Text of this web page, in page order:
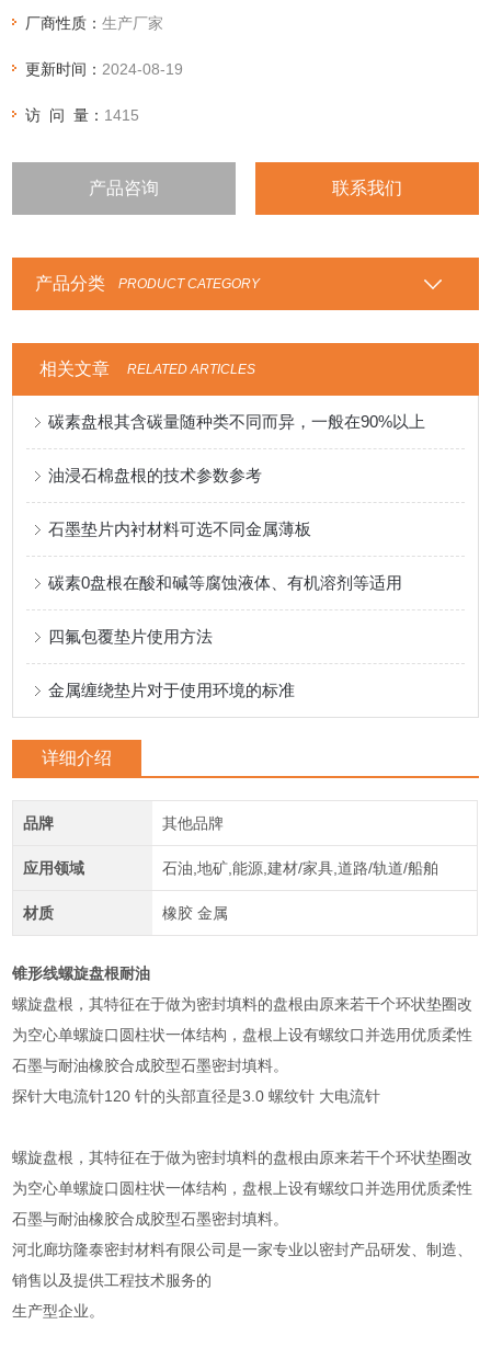
厂商性质：生产厂家
更新时间： 2024-08-19
访 问 量： 1415
产品咨询 联系我们
产品分类 PRODUCT CATEGORY
相关文章 RELATED ARTICLES
碳素盘根其含碳量随种类不同而异，一般在90%以上
油浸石棉盘根的技术参数参考
石墨垫片内衬材料可选不同金属薄板
碳素0盘根在酸和碱等腐蚀液体、有机溶剂等适用
四氟包覆垫片使用方法
金属缠绕垫片对于使用环境的标准
详细介绍
品牌 其他品牌
应用领域 石油,地矿,能源,建材/家具,道路/轨道/船舶
材质 橡胶 金属
锥形线螺旋盘根耐油
螺旋盘根，其特征在于做为密封填料的盘根由原来若干个环状垫圈改
为空心单螺旋口圆柱状一体结构，盘根上设有螺纹口并选用优质柔性
石墨与耐油橡胶合成胶型石墨密封填料。
探针大电流针120 针的头部直径是3.0 螺纹针 大电流针
螺旋盘根，其特征在于做为密封填料的盘根由原来若干个环状垫圈改
为空心单螺旋口圆柱状一体结构，盘根上设有螺纹口并选用优质柔性
石墨与耐油橡胶合成胶型石墨密封填料。
河北廊坊隆泰密封材料有限公司是一家专业以密封产品研发、制造、
销售以及提供工程技术服务的
生产型企业。